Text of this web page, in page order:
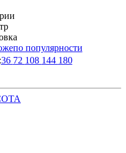
по популярности
36 72 108 144 180